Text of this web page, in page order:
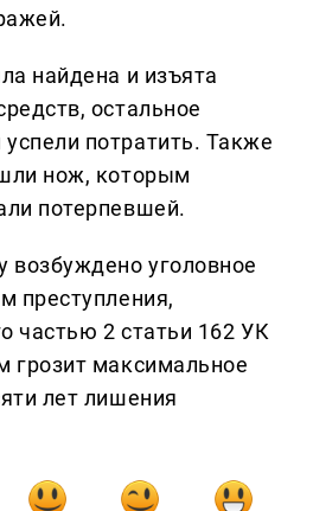
найдена и изъята
остальное
потратить. Также
нож, которым
потерпевшей.
возбуждено уголовное
преступления,
частью 2 статьи 162 УК
грозит максимальное
лет лишения